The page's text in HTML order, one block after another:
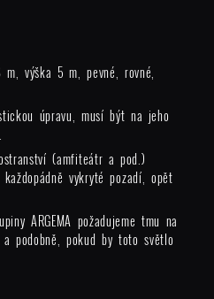
výška 5 m, pevné, rovné,
úpravu, musí být na jeho
(amfiteátr a pod.)
vykryté pozadí, opět
ARGEMA požadujeme tmu na
podobně, pokud by toto světlo